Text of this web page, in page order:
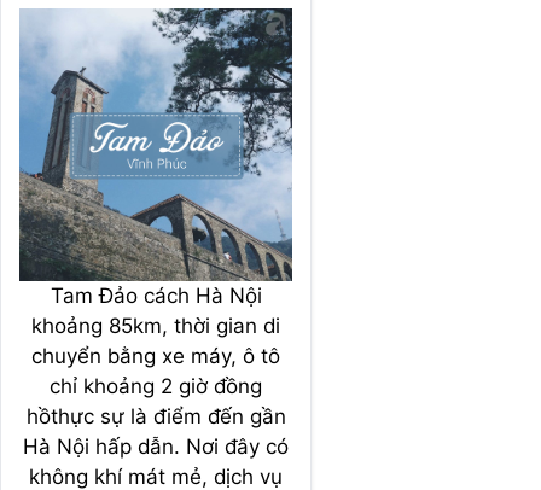
Tam Đảo cách Hà Nội
khoảng 85km, thời gian di
chuyển bằng xe máy, ô tô
chỉ khoảng 2 giờ đồng
hồthực sự là điểm đến gần
Hà Nội hấp dẫn. Nơi đây có
không khí mát mẻ, dịch vụ